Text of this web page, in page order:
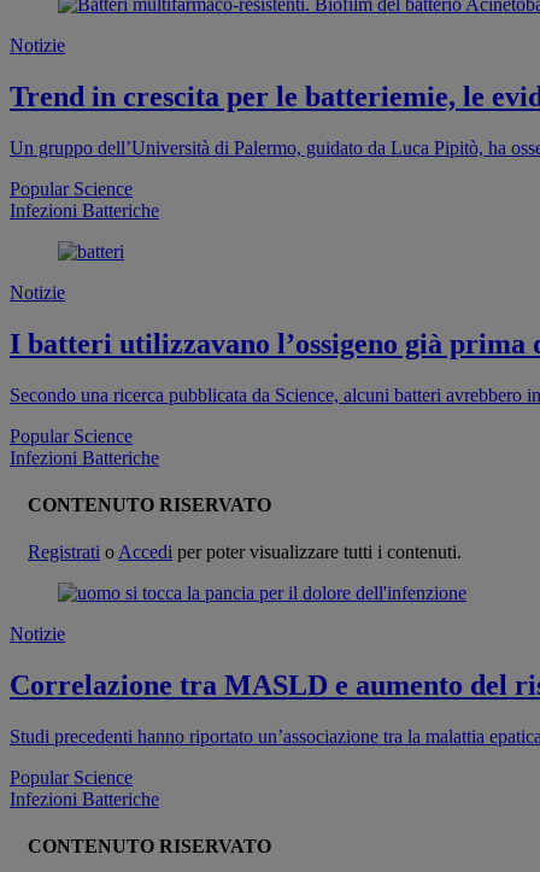
Notizie
Trend in crescita per le batteriemie, le
Un gruppo dell’Università di Palermo, guidato da Luca Pipitò, ha
Popular Science
Infezioni Batteriche
Notizie
I batteri utilizzavano l’ossigeno già
Secondo una ricerca pubblicata da Science, alcuni batteri
Popular Science
Infezioni Batteriche
CONTENUTO RISERVATO
Registrati o Accedi per poter visualizzare tutti i contenuti.
Notizie
Correlazione tra MASLD e aumento del
Studi precedenti hanno riportato un’associazione tra la malattia
Popular Science
Infezioni Batteriche
CONTENUTO RISERVATO